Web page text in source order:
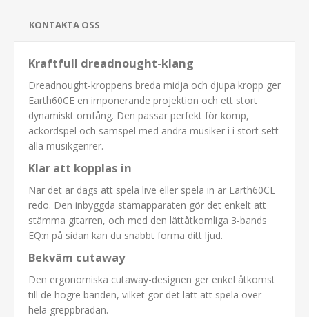
KONTAKTA OSS
Kraftfull dreadnought-klang
Dreadnought-kroppens breda midja och djupa kropp ger
Earth60CE en imponerande projektion och ett stort
dynamiskt omfång. Den passar perfekt för komp,
ackordspel och samspel med andra musiker i i stort sett
alla musikgenrer.
Klar att kopplas in
När det är dags att spela live eller spela in är Earth60CE
redo. Den inbyggda stämapparaten gör det enkelt att
stämma gitarren, och med den lättåtkomliga 3-bands
EQ:n på sidan kan du snabbt forma ditt ljud.
Bekväm cutaway
Den ergonomiska cutaway-designen ger enkel åtkomst
till de högre banden, vilket gör det lätt att spela över
hela greppbrädan.